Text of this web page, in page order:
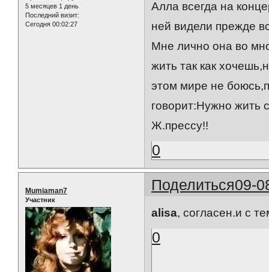
5 месяцев 1 день
Последний визит:
Сегодня 00:02:27
Алла всегда на
ней видели прежде
Мне лично она во
жить так как
этом мире не
говорит:Нужно жить
Ж.прессу!!
0
Поделиться09-
Mumiaman7
Участник
alisa, согласен.и с
0